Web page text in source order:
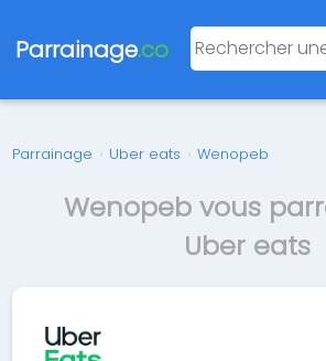
Parrainage.co
Parrainage › Uber eats › Wenopeb
Wenopeb vous
Uber eats